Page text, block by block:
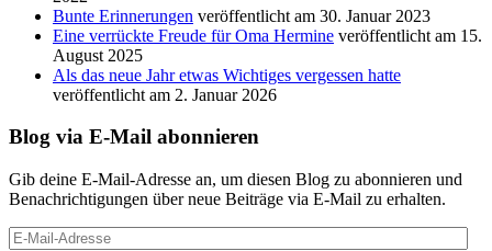
Bunte Erinnerungen veröffentlicht am 30. Januar 2023
Eine verrückte Freude für Oma Hermine veröffentlicht am 15.
August 2025
Als das neue Jahr etwas Wichtiges vergessen hatte
veröffentlicht am 2. Januar 2026
Blog via E-Mail abonnieren
Gib deine E-Mail-Adresse an, um diesen Blog zu abonnieren und
Benachrichtigungen über neue Beiträge via E-Mail zu erhalten.
E-